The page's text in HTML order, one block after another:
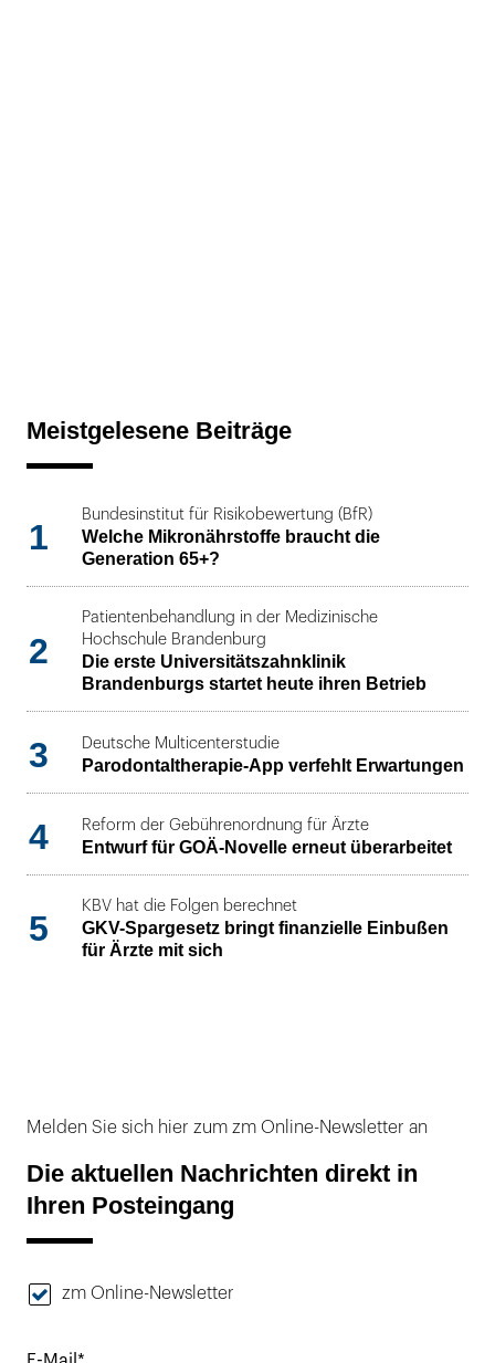
Meistgelesene Beiträge
1
Bundesinstitut für Risikobewertung (BfR)
Welche Mikronährstoffe braucht die
Generation 65+?
2
Patientenbehandlung in der Medizinische
Hochschule Brandenburg
Die erste Universitätszahnklinik
Brandenburgs startet heute ihren Betrieb
3 Deutsche Multicenterstudie
Parodontaltherapie-App verfehlt Erwartungen
4 Reform der Gebührenordnung für Ärzte
Entwurf für GOÄ-Novelle erneut überarbeitet
5
KBV hat die Folgen berechnet
GKV-Spargesetz bringt finanzielle Einbußen
für Ärzte mit sich
Melden Sie sich hier zum zm Online-Newsletter an
Die aktuellen Nachrichten direkt in
Ihren Posteingang
zm Online-Newsletter